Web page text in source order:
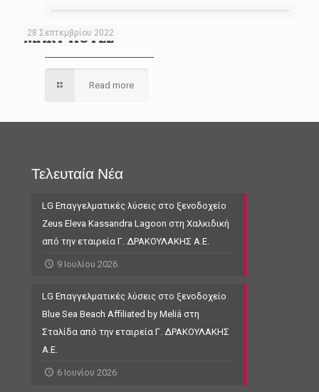
28 Σεπτεμβρίου 2022
MARY HOTEL
Read more
Τελευταία Νέα
LG Επαγγελματικές λύσεις στο ξενοδοχείο
Zeus Eleva Kassandra Lagoon στη Χαλκιδική
από την εταιρεία Γ. ΔΡΑΚΟΥΛΑΚΗΣ Α.Ε.
9 Ιουλίου 2026
LG Επαγγελματικές λύσεις στο ξενοδοχείο
Blue Sea Beach Affiliated by Meliá στη
Σταλίδα από την εταιρεία Γ. ΔΡΑΚΟΥΛΑΚΗΣ
Α.Ε.
6 Ιουνίου 2026